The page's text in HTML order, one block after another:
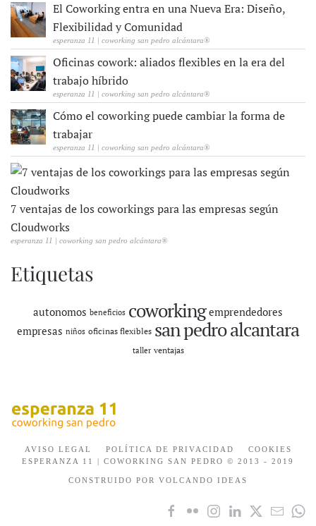
El Coworking entra en una Nueva Era: Diseño,
Flexibilidad y Comunidad
esperanza 11 | coworking san pedro alcántara®
Oficinas cowork: aliados flexibles en la era del
trabajo híbrido
esperanza 11 | coworking san pedro alcántara®
Cómo el coworking puede cambiar la forma de
trabajar
esperanza 11 | coworking san pedro alcántara®
7 ventajas de los coworkings para las empresas según
Cloudworks
esperanza 11 | coworking san pedro alcántara®
Etiquetas
autonomos beneficios coworking emprendedores
empresas niños oficinas flexibles san pedro alcantara
taller ventajas
AVISO LEGAL POLÍTICA DE PRIVACIDAD
COOKIES
ESPERANZA 11 | COWORKING SAN PEDRO © 2013 - 2019
CONSTRUIDO POR VOLCANDO IDEAS